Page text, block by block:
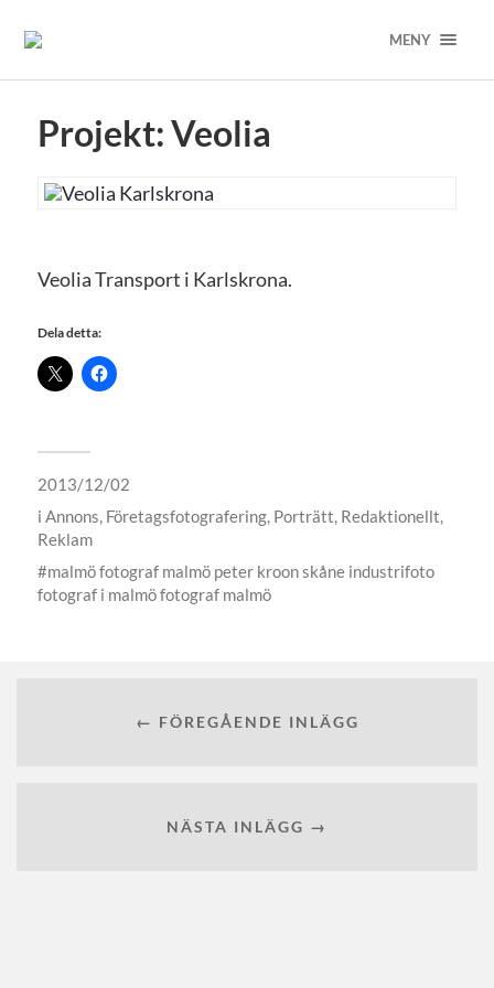
MENY
Projekt: Veolia
Veolia Transport i Karlskrona.
Dela detta:
2013/12/02
i Annons, Företagsfotografering, Porträtt, Redaktionellt,
Reklam
malmö fotograf malmö peter kroon skåne industrifoto
fotograf i malmö fotograf malmö
← FÖREGÅENDE INLÄGG
NÄSTA INLÄGG →